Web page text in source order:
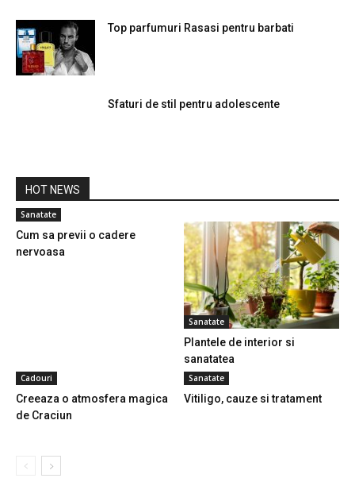
Top parfumuri Rasasi pentru barbati
Sfaturi de stil pentru adolescente
HOT NEWS
Sanatate
Cum sa previi o cadere
nervoasa
Sanatate
Plantele de interior si
sanatatea
Cadouri
Creeaza o atmosfera magica
de Craciun
Sanatate
Vitiligo, cauze si tratament